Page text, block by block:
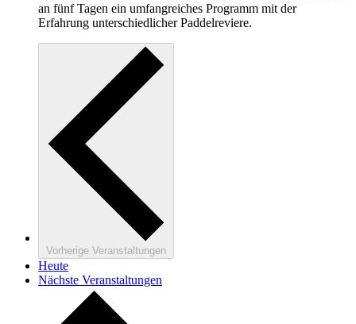
an fünf Tagen ein umfangreiches Programm mit der
Erfahrung unterschiedlicher Paddelreviere.
Vorherige Veranstaltungen
Heute
Nächste Veranstaltungen